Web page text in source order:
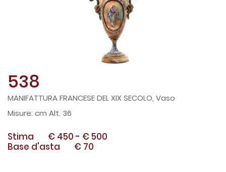
538
MANIFATTURA FRANCESE DEL XIX SECOLO, Vaso
cm Alt. 36
Stima € 450 - € 500
Base d'asta
€ 70